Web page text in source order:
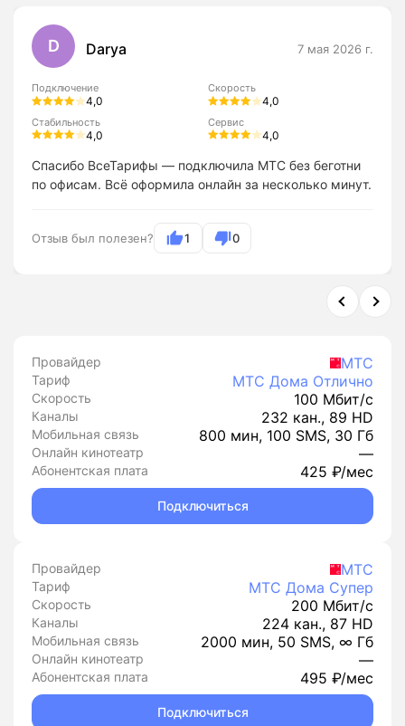
D Darya 7 мая 2026 г.
Подключение
4,0
Скорость
4,0
Стабильность
4,0
Сервис
4,0
Спасибо ВсеТарифы — подключила МТС без беготни
по офисам. Всё оформила онлайн за несколько минут.
Отзыв был полезен? 1 0
Провайдер МТС
Тариф МТС Дома Отлично
Скорость 100 Мбит/с
Каналы 232 кан., 89 HD
Мобильная связь 800 мин, 100 SMS, 30 Гб
Онлайн кинотеатр —
Абонентская плата 425 ₽/мес
Подключиться
Провайдер МТС
Тариф МТС Дома Супер
Скорость 200 Мбит/с
Каналы 224 кан., 87 HD
Мобильная связь 2000 мин, 50 SMS, ∞ Гб
Онлайн кинотеатр —
Абонентская плата 495 ₽/мес
Подключиться